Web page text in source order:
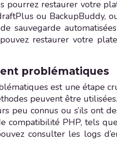
restaurer votre
ou BackupBuddy,
sauvegarde
restaurer votre
problématiques
est une étape
peuvent être
peu connus ou s’ils ont
compatibilité PHP, tels
consulter les logs